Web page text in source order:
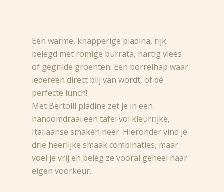
Een warme, knapperige piadina, rijk
belegd met romige burrata, hartig vlees
of gegrilde groenten. Een borrelhap waar
iedereen direct blij van wordt, of dé
perfecte lunch!
Met Bertolli piadine zet je in een
handomdraai een tafel vol kleurrijke,
Italiaanse smaken neer. Hieronder vind je
drie heerlijke smaak combinaties, maar
voel je vrij en beleg ze vooral geheel naar
eigen voorkeur.